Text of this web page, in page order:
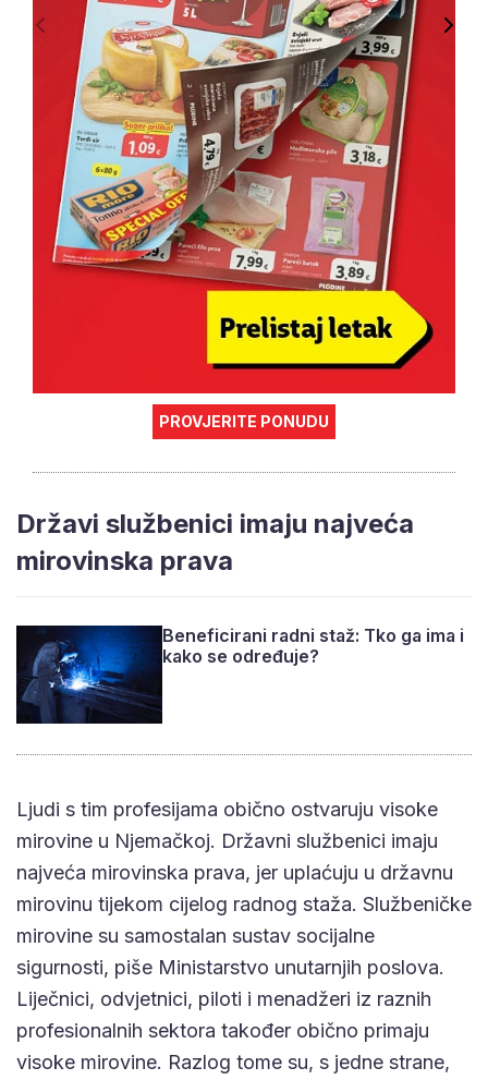
PROVJERITE PONUDU
Državi službenici imaju najveća
mirovinska prava
Beneficirani radni staž: Tko ga ima i
kako se određuje?
Ljudi s tim profesijama obično ostvaruju visoke
mirovine u Njemačkoj. Državni službenici imaju
najveća mirovinska prava, jer uplaćuju u državnu
mirovinu tijekom cijelog radnog staža. Službeničke
mirovine su samostalan sustav socijalne
sigurnosti, piše Ministarstvo unutarnjih poslova.
Liječnici, odvjetnici, piloti i menadžeri iz raznih
profesionalnih sektora također obično primaju
visoke mirovine. Razlog tome su, s jedne strane,